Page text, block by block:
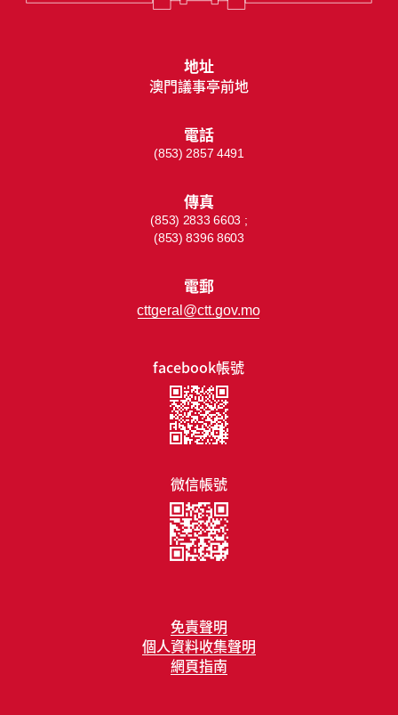
免責聲明
個人資料收集聲明
網頁指南
facebook帳號
微信帳號
地址
澳門議事亭前地
電話
(853) 2857 4491
傳真
(853) 2833 6603 ;
(853) 8396 8603
電郵
cttgeral@ctt.gov.mo